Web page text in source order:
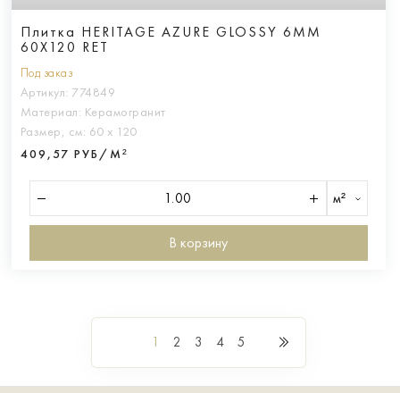
Плитка HERITAGE AZURE GLOSSY 6MM
60X120 RET
Под заказ
Артикул: 774849
Материал: Керамогранит
Размер, см: 60 х 120
409,57 РУБ/М²
м²
В корзину
1 2 3 4 5